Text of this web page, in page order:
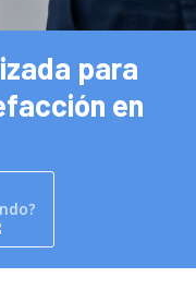
para
en